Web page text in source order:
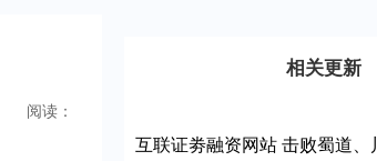
阅读：
相关更新
互联证劵融资网站 击败蜀道、